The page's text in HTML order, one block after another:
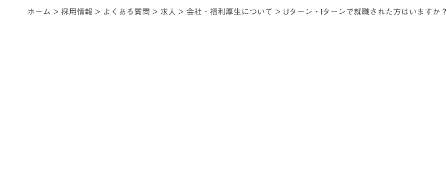
ホーム > 採用情報 > よくある質問 > 求人 > 会社・福利厚生について > Uターン・Iターンで就職された方はいますか？